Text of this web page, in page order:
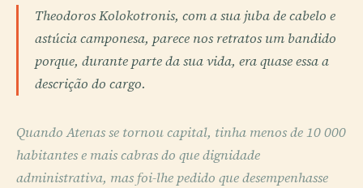
Theodoros Kolokotronis, com a sua juba de cabelo e
astúcia camponesa, parece nos retratos um bandido
porque, durante parte da sua vida, era quase essa a
descrição do cargo.
Quando Atenas se tornou capital, tinha menos de 10 000
habitantes e mais cabras do que dignidade
administrativa, mas foi-lhe pedido que desempenhasse